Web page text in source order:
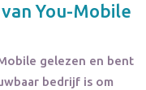
vanYou-Mobile
gelezen en bent
bedrijf is om